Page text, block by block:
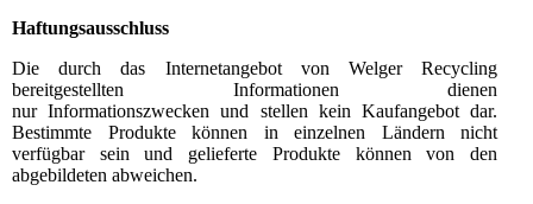
Haftungsausschluss
Die durch das Internetangebot von Welger Recycling
bereitgestellten Informationen dienen
nur Informationszwecken und stellen kein Kaufangebot dar.
Bestimmte Produkte können in einzelnen Ländern nicht
verfügbar sein und gelieferte Produkte können von den
abgebildeten abweichen.